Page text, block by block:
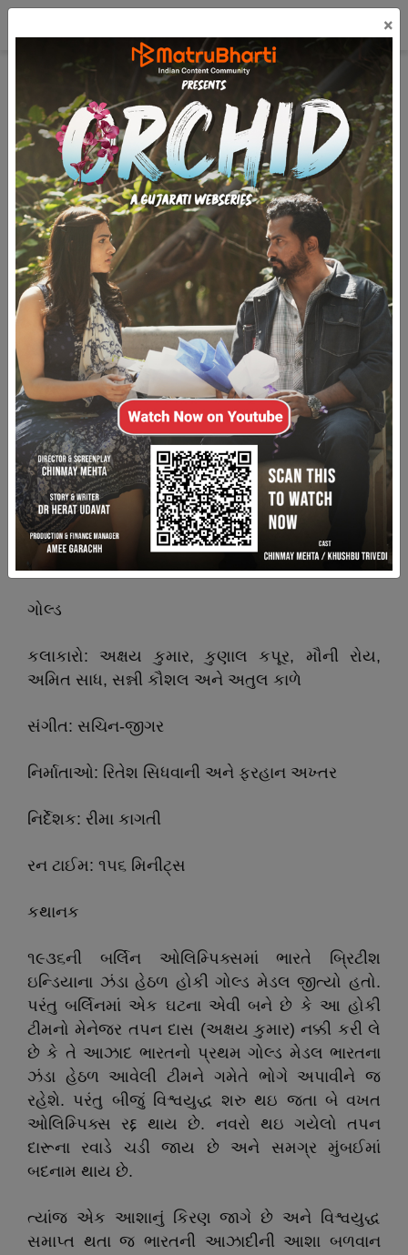
×
Gold Film Review
(70k) 9.2k 1 3.2k
ગોલ્ડ – ભારતના ખેલ ઇતિહાસનું ગોલ્ડન ચેપ્ટર
જમાનો બાયોપિક અને સત્ય ઘટનાઓ પર ફિલ્મ
બનાવવાનો આવી ગયો છે, અને એમાં પણ જો તેમાં
રાષ્ટ્રવાદ ભળે તો ક્યા કેહને? ભારતીય ખેલ
ઈતિહાસના સુવર્ણ પ્રકરણ તરીકે સ્થાન પામનાર
૧૯૪૮ની લંડન ઓલિમ્પિક્સ હોકી પર અક્ષય કુમારની
ફિલ્મ એ આ સત્ય ઘટના પર આધારિત કાલ્પનિક
ફિલ્મ છે એ નોંધ લઈને ફિલ્મ થિયેટરમાં જોવા જવી
ગોલ્ડ
કલાકારો: અક્ષય કુમાર, કુણાલ કપૂર, મૌની રોય,
અમિત સાધ, સન્ની કૌશલ અને અતુલ કાળે
સંગીત: સચિન-જીગર
નિર્માતાઓ: રિતેશ સિધવાની અને ફરહાન અખ્તર
નિર્દેશક: રીમા કાગતી
રન ટાઈમ: ૧૫૬ મિનીટ્સ
કથાનક
૧૯૩૬ની બર્લિન ઓલિમ્પિક્સમાં ભારતે બ્રિટીશ
ઇન્ડિયાના ઝંડા હેઠળ હોકી ગોલ્ડ મેડલ જીત્યો હતો.
પરંતુ બર્લિનમાં એક ઘટના એવી બને છે કે આ હોકી
ટીમનો મેનેજર તપન દાસ (અક્ષય કુમાર) નક્કી કરી લે
છે કે તે આઝાદ ભારતનો પ્રથમ ગોલ્ડ મેડલ ભારતના
ઝંડા હેઠળ આવેલી ટીમને ગમેતે ભોગે અપાવીને જ
રહેશે. પરંતુ બીજું વિશ્વયુદ્ધ શરુ થઇ જતા બે વખત
ઓલિમ્પિક્સ રદ્દ થાય છે. નવરો થઇ ગયેલો તપન
દારૂના રવાડે ચડી જાય છે અને સમગ્ર મુંબઈમાં
બદનામ થાય છે.
ત્યાંજ એક આશાનું કિરણ જાગે છે અને વિશ્વયુદ્ધ
સમાપ્ત થતા જ ભારતની આઝાદીની આશા બળવાન